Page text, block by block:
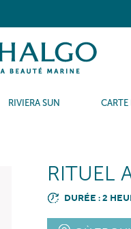
RIVIERA SUN CARTE
RITUEL
DURÉE : 2